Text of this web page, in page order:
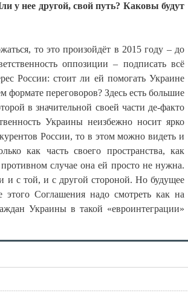
у нее другой, свой путь? Каковы будут
то это произойдёт в 2015 году – до
оппозиции – подписать всё
России: стоит ли ей помогать Украине
переговоров? Здесь есть большие
в значительной своей части де-факто
Украины неизбежно носит ярко
России, то в этом можно видеть и
как часть своего пространства, как
случае она ей просто не нужна.
и с той, и с другой стороной. Но будущее
Соглашения надо смотреть как на
Украины в такой «евроинтеграции»